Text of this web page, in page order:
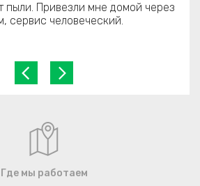
пыли. Привезли мне домой через
сервис человеческий.
Где мы работаем